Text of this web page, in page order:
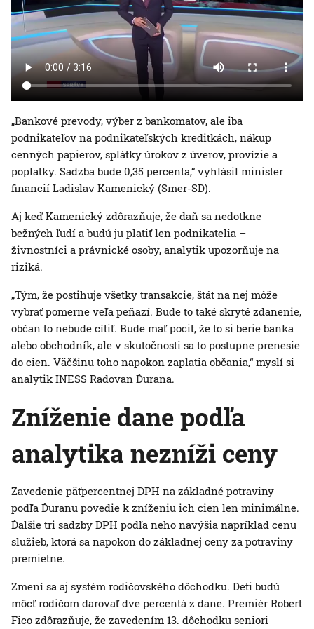
„Bankové prevody, výber z bankomatov, ale iba
podnikateľov na podnikateľských kreditkách, nákup
cenných papierov, splátky úrokov z úverov, provízie a
poplatky. Sadzba bude 0,35 percenta,“ vyhlásil minister
financií Ladislav Kamenický (Smer-SD).
Aj keď Kamenický zdôrazňuje, že daň sa nedotkne
bežných ľudí a budú ju platiť len podnikatelia –
živnostníci a právnické osoby, analytik upozorňuje na
riziká.
„Tým, že postihuje všetky transakcie, štát na nej môže
vybrať pomerne veľa peňazí. Bude to také skryté zdanenie,
občan to nebude cítiť. Bude mať pocit, že to si berie banka
alebo obchodník, ale v skutočnosti sa to postupne prenesie
do cien. Väčšinu toho napokon zaplatia občania,“ myslí si
analytik INESS Radovan Ďurana.
Zníženie dane podľa
analytika nezníži ceny
Zavedenie päťpercentnej DPH na základné potraviny
podľa Ďuranu povedie k zníženiu ich cien len minimálne.
Ďalšie tri sadzby DPH podľa neho navýšia napríklad cenu
služieb, ktorá sa napokon do základnej ceny za potraviny
premietne.
Zmení sa aj systém rodičovského dôchodku. Deti budú
môcť rodičom darovať dve percentá z dane. Premiér Robert
Fico zdôrazňuje, že zavedením 13. dôchodku seniori